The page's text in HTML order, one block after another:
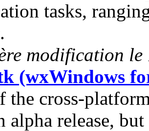
tasks,
modification le
(wxWindows
the cross-
alpha release,